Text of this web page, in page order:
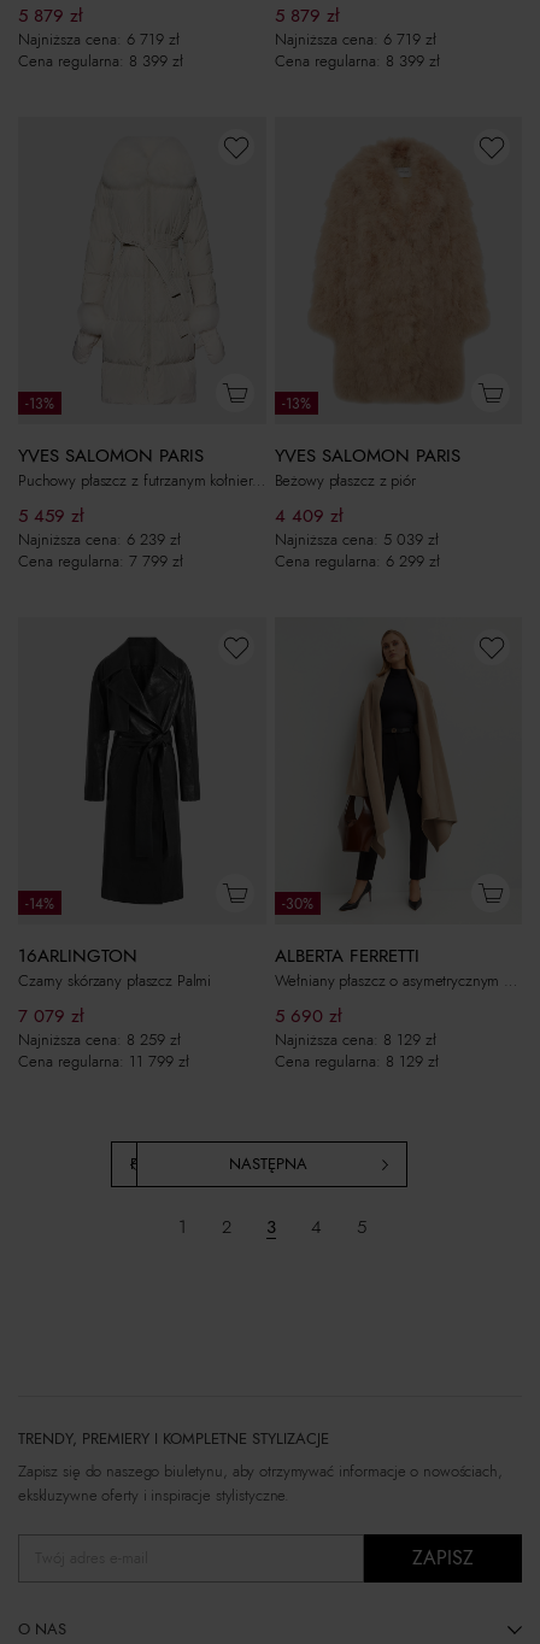
5 879 zł
Najniższa cena: 6 719 zł
Cena regularna: 8 399 zł
5 879 zł
Najniższa cena: 6 719 zł
Cena regularna: 8 399 zł
-13%
YVES SALOMON PARIS
Puchowy płaszcz z futrzanym kołnierzem
5 459 zł
Najniższa cena: 6 239 zł
Cena regularna: 7 799 zł
-13%
YVES SALOMON PARIS
Beżowy płaszcz z piór
4 409 zł
Najniższa cena: 5 039 zł
Cena regularna: 6 299 zł
-14%
16ARLINGTON
Czarny skórzany płaszcz Palmi
7 079 zł
Najniższa cena: 8 259 zł
Cena regularna: 11 799 zł
-30%
ALBERTA FERRETTI
Wełniany płaszcz o asymetrycznym kroju
5 690 zł
Najniższa cena: 8 129 zł
Cena regularna: 8 129 zł
POPRZEDNIA
1 2 3 4 5
NASTĘPNA
TRENDY, PREMIERY I KOMPLETNE STYLIZACJE
Zapisz się do naszego biuletynu, aby otrzymywać informacje o nowościach,
ekskluzywne oferty i inspiracje stylistyczne.
ZAPISZ
O NAS